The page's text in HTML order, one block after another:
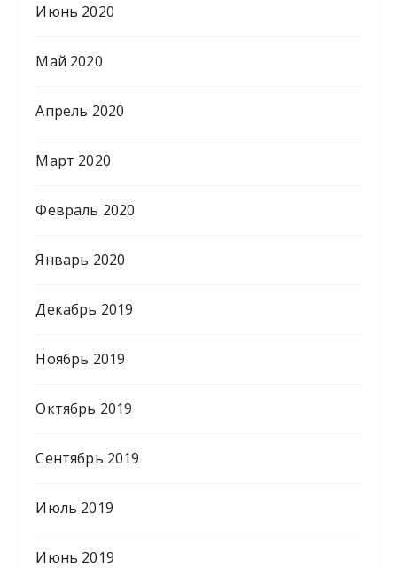
Июнь 2020
Май 2020
Апрель 2020
Март 2020
Февраль 2020
Январь 2020
Декабрь 2019
Ноябрь 2019
Октябрь 2019
Сентябрь 2019
Июль 2019
Июнь 2019